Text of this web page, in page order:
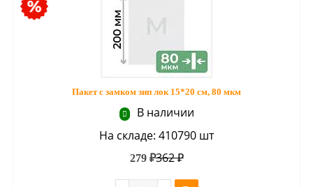
Пакет с замком зип лок 15*20 см, 80 мкм
В наличии
На складе: 410790 шт
362 ₽
279 ₽